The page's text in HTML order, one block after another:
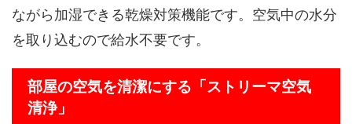
ながら加湿できる乾燥対策機能です。空気中の水分
を取り込むので給水不要です。
部屋の空気を清潔にする「ストリーマ空気
清浄」